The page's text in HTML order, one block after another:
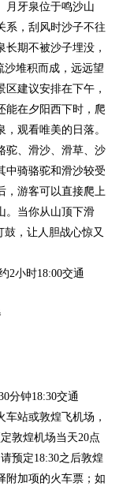
月牙泉位于鸣沙山
系，刮风时沙子不往
期不被沙子埋没，
沙堆积而成，远远望
建议安排在下午，
能在夕阳西下时，爬
观看唯美的日落。
驼、滑沙、滑草、沙
中骑骆驼和滑沙较受
，游客可以直接爬上
。当你从山顶下滑
鼓，让人胆战心惊又
2小时18:00交通
分钟18:30交通
站或敦煌飞机场，
敦煌机场当天20点
预定18:30之后敦煌
附加项的火车票；如